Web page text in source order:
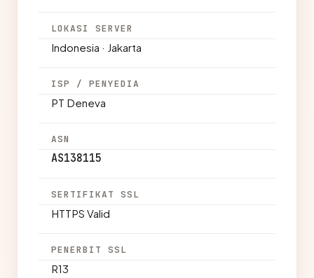
LOKASI SERVER
Indonesia · Jakarta
ISP / PENYEDIA
PT Deneva
ASN
AS138115
SERTIFIKAT SSL
HTTPS Valid
PENERBIT SSL
R13